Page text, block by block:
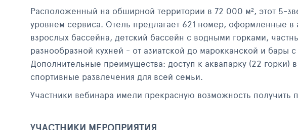
Расположенный на обширной территории в 72 000 м², этот 5-
уровнем сервиса. Отель предлагает 621 номер, оформленные в
взрослых бассейна, детский бассейн с водными горками,
разнообразной кухней - от азиатской до марокканской и
Дополнительные преимущества: доступ к аквапарку (22
спортивные развлечения для всей семьи.
Участники вебинара имели прекрасную возможность